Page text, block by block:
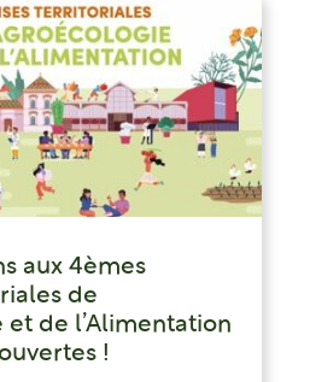
aux 4èmes
de
et de l’Alimentation
!